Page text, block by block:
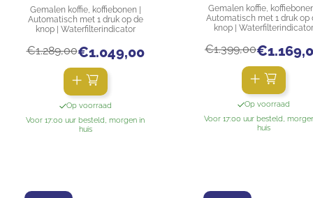
Gemalen koffie, koffiebonen |
Automatisch met 1 druk op de
knop | Waterfilterindicator
€1.289,00€1.049,00
Op voorraad
Voor 17:00 uur besteld, morgen in
huis
Gemalen koffie,
Automatisch met 1 druk op
knop | Waterfilterindicator
€1.399,00€
Op voorraad
Voor 17:00 uur besteld,
huis